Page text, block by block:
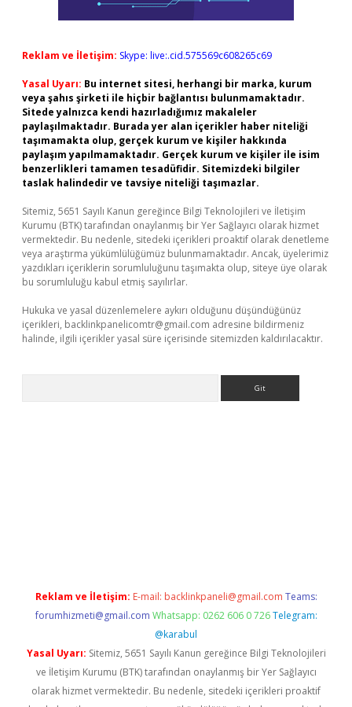
Reklam ve İletişim: Skype: live:.cid.575569c608265c69
Yasal Uyarı: Bu internet sitesi, herhangi bir marka, kurum
veya şahıs şirketi ile hiçbir bağlantısı bulunmamaktadır.
Sitede yalnızca kendi hazırladığımız makaleler
paylaşılmaktadır. Burada yer alan içerikler haber niteliği
taşımamakta olup, gerçek kurum ve kişiler hakkında
paylaşım yapılmamaktadır. Gerçek kurum ve kişiler ile isim
benzerlikleri tamamen tesadüfidir. Sitemizdeki bilgiler
taslak halindedir ve tavsiye niteliği taşımazlar.
Sitemiz, 5651 Sayılı Kanun gereğince Bilgi Teknolojileri ve İletişim
Kurumu (BTK) tarafından onaylanmış bir Yer Sağlayıcı olarak hizmet
vermektedir. Bu nedenle, sitedeki içerikleri proaktif olarak denetleme
veya araştırma yükümlülüğümüz bulunmamaktadır. Ancak, üyelerimiz
yazdıkları içeriklerin sorumluluğunu taşımakta olup, siteye üye olarak
bu sorumluluğu kabul etmiş sayılırlar.
Hukuka ve yasal düzenlemelere aykırı olduğunu düşündüğünüz
içerikleri, backlinkpanelicomtr@gmail.com adresine bildirmeniz
halinde, ilgili içerikler yasal süre içerisinde sitemizden kaldırılacaktır.
Reklam ve İletişim: E-mail: backlinkpaneli@gmail.com Teams:
forumhizmeti@gmail.com Whatsapp: 0262 606 0 726 Telegram:
@karabul
Yasal Uyarı: Sitemiz, 5651 Sayılı Kanun gereğince Bilgi Teknolojileri
ve İletişim Kurumu (BTK) tarafından onaylanmış bir Yer Sağlayıcı
olarak hizmet vermektedir. Bu nedenle, sitedeki içerikleri proaktif